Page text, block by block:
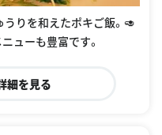
うりを和えたポキご飯。🥑
ューも豊富です。
細を見る